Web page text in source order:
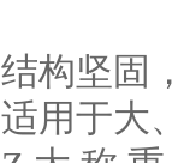
结构坚固
适用于大